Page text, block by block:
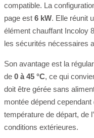
compatible. La
page est 6 kW. Elle réunit
élément chauffant Incoloy
les sécurités nécessaires
Son avantage est la
de 0 à 45 °C, ce qui
doit être gérée sans
montée dépend cependant
température de départ, de
conditions extérieures.